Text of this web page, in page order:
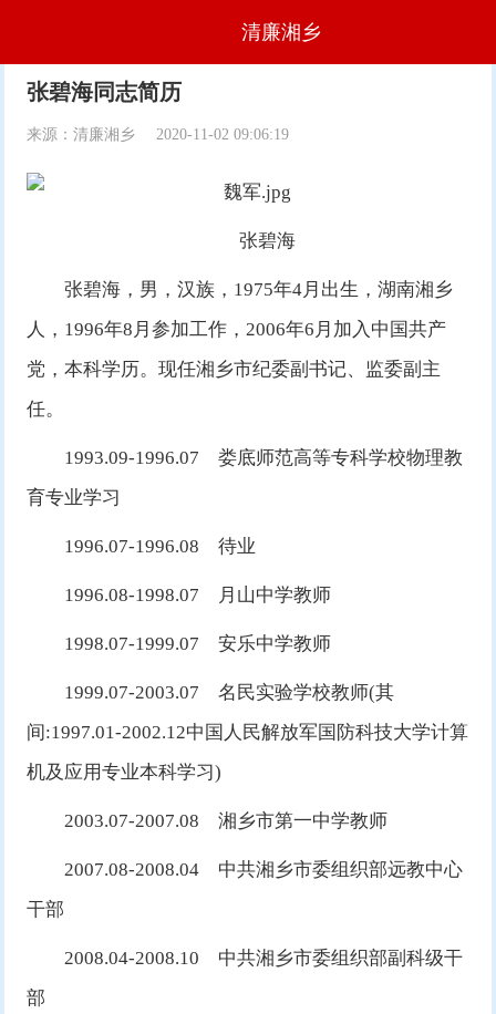
清廉湘乡
张碧海同志简历
来源：清廉湘乡 2020-11-02 09:06:19
张碧海
张碧海，男，汉族，1975年4月出生，湖南湘乡
人，1996年8月参加工作，2006年6月加入中国共产
党，本科学历。现任湘乡市纪委副书记、监委副主
任。
1993.09-1996.07 娄底师范高等专科学校物理教
育专业学习
1996.07-1996.08 待业
1996.08-1998.07 月山中学教师
1998.07-1999.07 安乐中学教师
1999.07-2003.07 名民实验学校教师(其
间:1997.01-2002.12中国人民解放军国防科技大学计算
机及应用专业本科学习)
2003.07-2007.08 湘乡市第一中学教师
2007.08-2008.04 中共湘乡市委组织部远教中心
干部
2008.04-2008.10 中共湘乡市委组织部副科级干
部